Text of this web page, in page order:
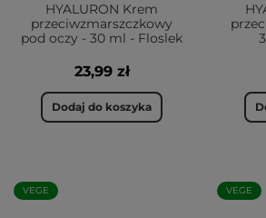
HYALURON Krem
przeciwzmarszczkowy
pod oczy - 30 ml - Floslek
23,99 zł
Dodaj do koszyka
VEGE VEGE